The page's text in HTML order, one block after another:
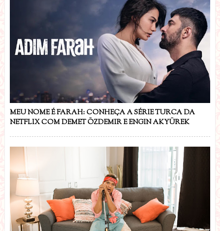
MEU NOME É FARAH: CONHEÇA A SÉRIE TURCA DA
NETFLIX COM DEMET ÖZDEMIR E ENGIN AKYÜREK